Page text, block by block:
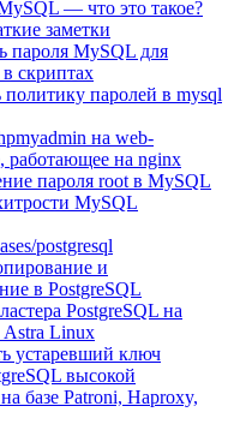
— что это такое?
заметки
пароля MySQL для
скриптах
паролей в mysql
на web-
работающее на nginx
пароля root в MySQL
MySQL
postgresql
и
в PostgreSQL
PostgreSQL на
Linux
устаревший ключ
высокой
базе Patroni, Haproxy,